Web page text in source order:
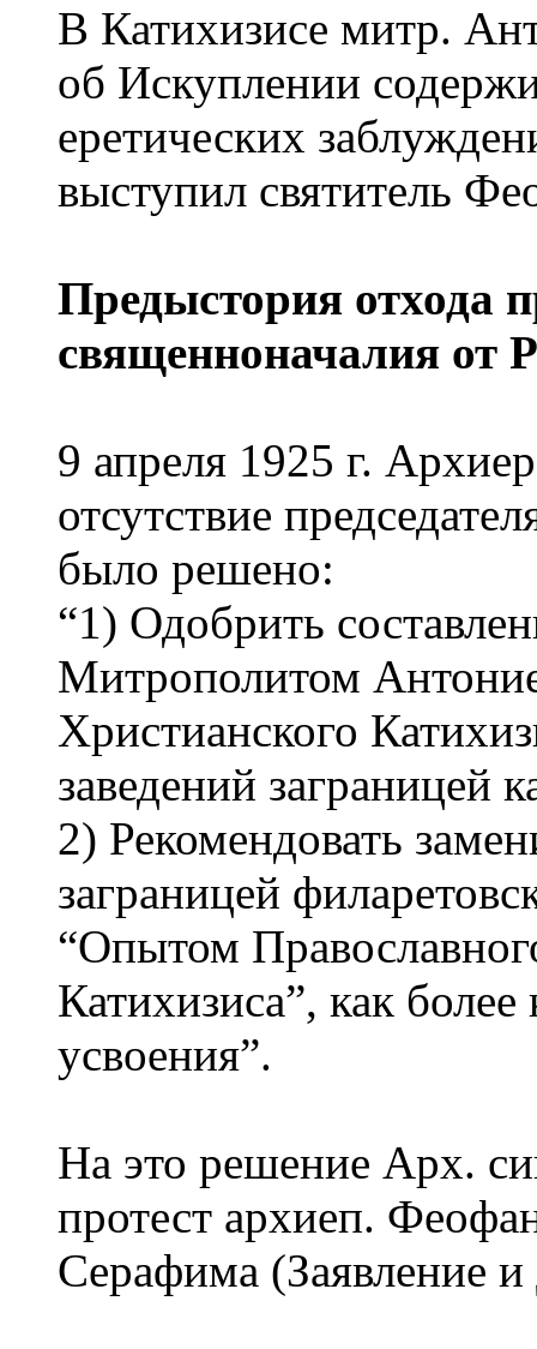
В Катихизисе митр.
об Искуплении
еретических
выступил святитель
Предыстория отхода
священноначалия от
9 апреля 1925 г.
отсутствие
было решено:
“1) Одобрить
Митрополитом
Христианского
заведений заграницей
2) Рекомендовать
заграницей
“Опытом
Катихизиса”, как
усвоения”.
На это решение Арх.
протест архиеп.
Серафима (Заявление